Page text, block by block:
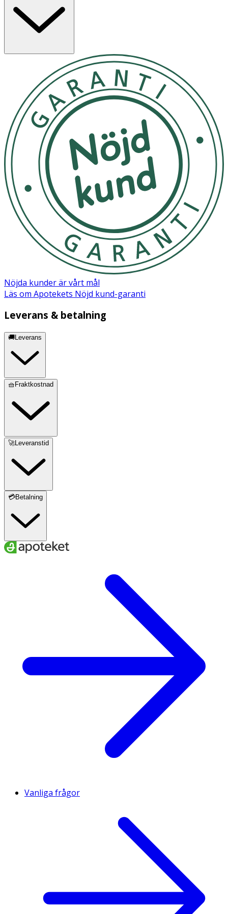
- Ta på en bomullsrondell och svep försiktigt över
rengjort ansikte i cirkulära rörelser, undvik det ömtåliga
ögonområdet och läppar.
Vitamin C Serum och ansiktskräm.
Aqua, PEG-40 hydrogenated castor oil, 3-O-Ethyl ascorbic
acid, Glycerin, Butylene glycol, Phenoxyethanol,
Propylene glycol, Sodium citrate, Chlorphenesin, Salix
alba (Willow) bark extract, Citric acid, Gluconolactone,
Disodium EDTA, Aloe barbadensis leaf juice, Cucumis
sativus (Cucumber) fruit extract, Saccharide isomerate,
Limonene, Dipropylene glycol, Linalool, Parfum
(Fragrance), Denatonium benzoate.
Nöjda kunder är vårt mål
Läs om Apotekets Nöjd kund-garanti
Leverans & betalning
🚚Leverans
🧺Fraktkostnad
🚀Leveranstid
💳Betalning
Vanliga frågor